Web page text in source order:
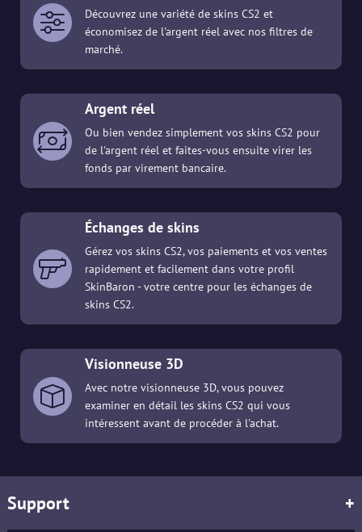
Découvrez une variété de skins CS2 et
économisez de l'argent réel avec nos filtres de
marché.
Argent réel
Ou bien vendez simplement vos skins CS2 pour
de l'argent réel et faites-vous ensuite virer les
fonds par virement bancaire.
Échanges de skins
Gérez vos skins CS2, vos paiements et vos ventes
rapidement et facilement dans votre profil
SkinBaron - votre centre pour les échanges de
skins CS2.
Visionneuse 3D
Avec notre visionneuse 3D, vous pouvez
examiner en détail les skins CS2 qui vous
intéressent avant de procéder à l'achat.
Support +